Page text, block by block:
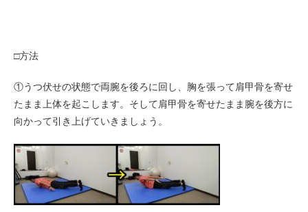
□方法
①うつ伏せの状態で両腕を後ろに回し、胸を張って肩甲骨を寄せ
たまま上体を起こします。そして肩甲骨を寄せたまま腕を後方に
向かって引き上げていきましょう。